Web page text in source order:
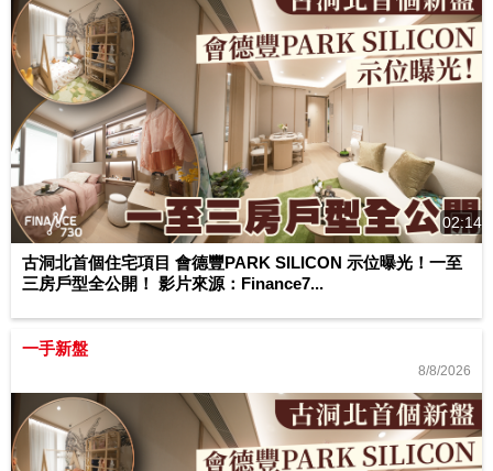
02:14
古洞北首個住宅項目 會德豐PARK SILICON 示位曝光！一至
三房戶型全公開！ 影片來源：Finance7...
一手新盤
8/8/2026